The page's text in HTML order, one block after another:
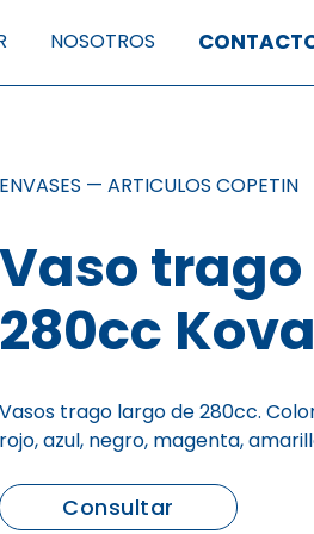
NOSOTROS
ENVASES — ARTICULOS COPETIN
Vaso trago
280cc
Vasos trago largo de 280cc.
rojo, azul, negro, magenta,
Consultar